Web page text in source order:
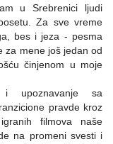
u Srebrenici ljudi
Za sve vreme
bes i jeza - pesma
za mene još jedan od
činjenom u moje
i upoznavanje sa
pravde kroz
filmova naše
na promeni svesti i